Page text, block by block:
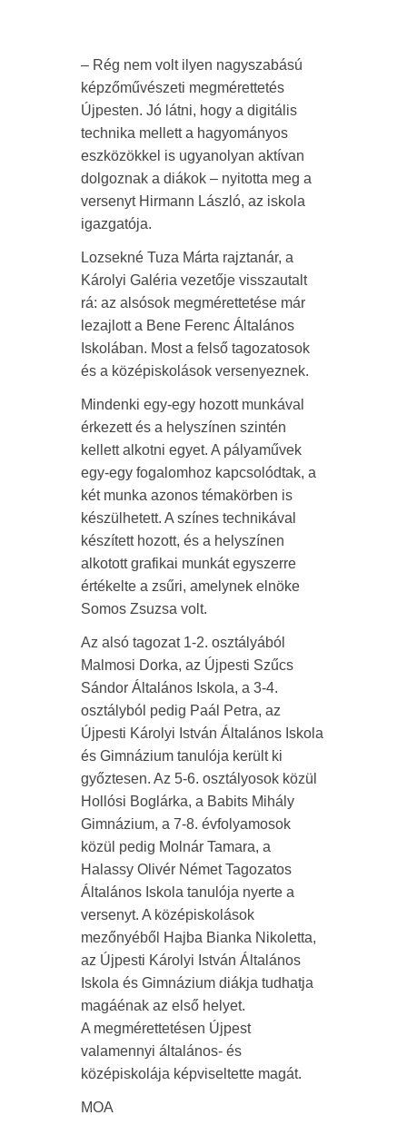
– Rég nem volt ilyen nagyszabású
képzőművészeti megmérettetés
Újpesten. Jó látni, hogy a digitális
technika mellett a hagyományos
eszközökkel is ugyanolyan aktívan
dolgoznak a diákok – nyitotta meg a
versenyt Hirmann László, az iskola
igazgatója.
Lozsekné Tuza Márta rajztanár, a
Károlyi Galéria vezetője visszautalt
rá: az alsósok megmérettetése már
lezajlott a Bene Ferenc Általános
Iskolában. Most a felső tagozatosok
és a középiskolások versenyeznek.
Mindenki egy-egy hozott munkával
érkezett és a helyszínen szintén
kellett alkotni egyet. A pályaművek
egy-egy fogalomhoz kapcsolódtak, a
két munka azonos témakörben is
készülhetett. A színes technikával
készített hozott, és a helyszínen
alkotott grafikai munkát egyszerre
értékelte a zsűri, amelynek elnöke
Somos Zsuzsa volt.
Az alsó tagozat 1-2. osztályából
Malmosi Dorka, az Újpesti Szűcs
Sándor Általános Iskola, a 3-4.
osztályból pedig Paál Petra, az
Újpesti Károlyi István Általános Iskola
és Gimnázium tanulója került ki
győztesen. Az 5-6. osztályosok közül
Hollósi Boglárka, a Babits Mihály
Gimnázium, a 7-8. évfolyamosok
közül pedig Molnár Tamara, a
Halassy Olivér Német Tagozatos
Általános Iskola tanulója nyerte a
versenyt. A középiskolások
mezőnyéből Hajba Bianka Nikoletta,
az Újpesti Károlyi István Általános
Iskola és Gimnázium diákja tudhatja
magáénak az első helyet.
A megmérettetésen Újpest
valamennyi általános- és
középiskolája képviseltette magát.
MOA